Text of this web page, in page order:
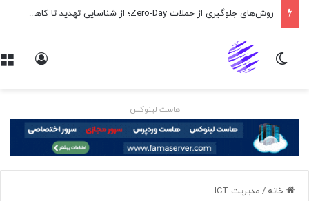
روش‌های جلوگیری از حملات Zero-Day؛ از شناسایی تهدید تا کاهش ریسک
تغییر پوسته
هاست لینوکس
خانه / مديريت ICT